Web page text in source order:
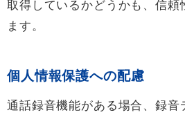
取得しているかどうかも、信頼
ます。
個人情報保護への配慮
通話録音機能がある場合、録音